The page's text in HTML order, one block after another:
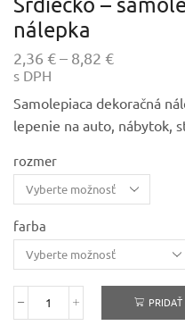
nálepka
2,36 €– 8,82 €Price
2,36 €
through
8,82 €
s DPH
Samolepiaca dekoračná
lepenie na auto, nábytok,
rozmer
farba
množstvo
Srdiečko